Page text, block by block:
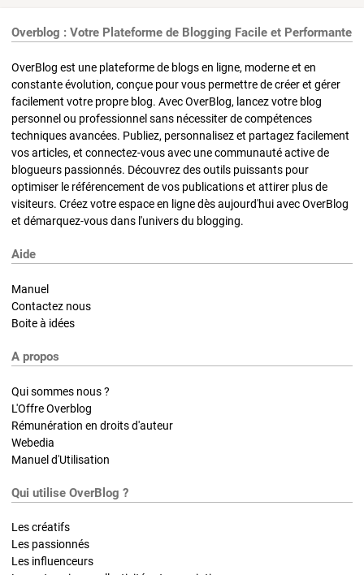
Overblog : Votre Plateforme de Blogging Facile et Performante
OverBlog est une plateforme de blogs en ligne, moderne et en
constante évolution, conçue pour vous permettre de créer et gérer
facilement votre propre blog. Avec OverBlog, lancez votre blog
personnel ou professionnel sans nécessiter de compétences
techniques avancées. Publiez, personnalisez et partagez facilement
vos articles, et connectez-vous avec une communauté active de
blogueurs passionnés. Découvrez des outils puissants pour
optimiser le référencement de vos publications et attirer plus de
visiteurs. Créez votre espace en ligne dès aujourd'hui avec OverBlog
et démarquez-vous dans l'univers du blogging.
Aide
Manuel
Contactez nous
Boite à idées
A propos
Qui sommes nous ?
L'Offre Overblog
Rémunération en droits d'auteur
Webedia
Manuel d'Utilisation
Qui utilise OverBlog ?
Les créatifs
Les passionnés
Les influenceurs